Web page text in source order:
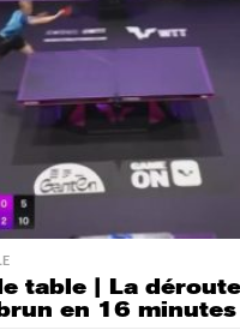
table | La
en 16